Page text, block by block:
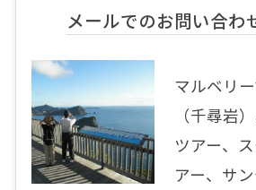
メールでのお問い合わ
マルベリ
（千尋岩
ツアー、
アー、サ